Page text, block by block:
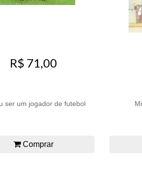
R$ 71,00
ser um jogador de futebol
Comprar